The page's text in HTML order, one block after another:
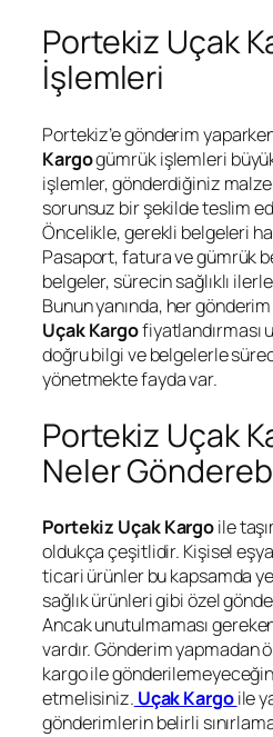
Portekiz Uçak
İşlemleri
Portekiz’e gönderim
Kargogümrük işlemleri
işlemler, gönderdiğiniz
sorunsuz bir şekilde teslim
Öncelikle, gerekli belgeleri
Pasaport, fatura ve gümrük
belgeler, sürecin sağlıklı
Bunun yanında, her
Uçak Kargofiyatlandırması
doğru bilgi ve belgelerle
yönetmekte fayda var.
Portekiz Uçak
Neler
Portekiz Uçak Kargoile
oldukça çeşitlidir. Kişisel
ticari ürünler bu kapsamda
sağlık ürünleri gibi özel
Ancak unutulmaması
vardır. Gönderim yapmadan
kargo ile
etmelisiniz. Uçak Kargoile
gönderimlerin belirli